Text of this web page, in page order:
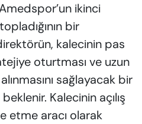
ikinci
bir
kalecinin pas
oturtması ve uzun
sağlayacak bir
Kalecinin açılış
etme aracı olarak